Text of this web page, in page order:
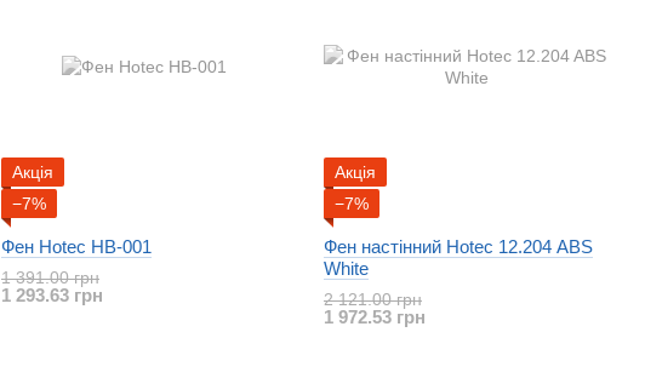
Акція
−7%
Фен Hotec HB-001
1 391.00 грн
1 293.63 грн
Акція
−7%
Фен настінний Hotec 12.204 ABS
White
2 121.00 грн
1 972.53 грн